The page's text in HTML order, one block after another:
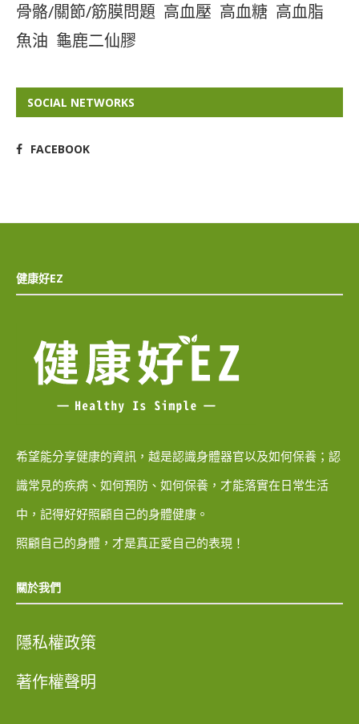
骨骼/關節/筋膜問題 高血壓 高血糖 高血脂
魚油 龜鹿二仙膠
SOCIAL NETWORKS
FACEBOOK
健康好EZ
希望能分享健康的資訊，越是認識身體器官以及如何保養；認
識常見的疾病、如何預防、如何保養，才能落實在日常生活
中，記得好好照顧自己的身體健康。
照顧自己的身體，才是真正愛自己的表現！
關於我們
隱私權政策
著作權聲明